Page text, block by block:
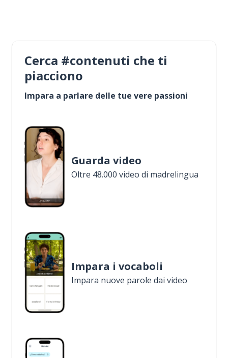
Cerca #contenuti che ti
piacciono
Impara a parlare delle tue vere passioni
Guarda video
Oltre 48.000 video di madrelingua
Impara i vocaboli
Impara nuove parole dai video